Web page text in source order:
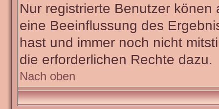
Nur registrierte Benutzer
eine Beeinflussung des
hast und immer noch nicht
die erforderlichen Rechte dazu.
Nach oben